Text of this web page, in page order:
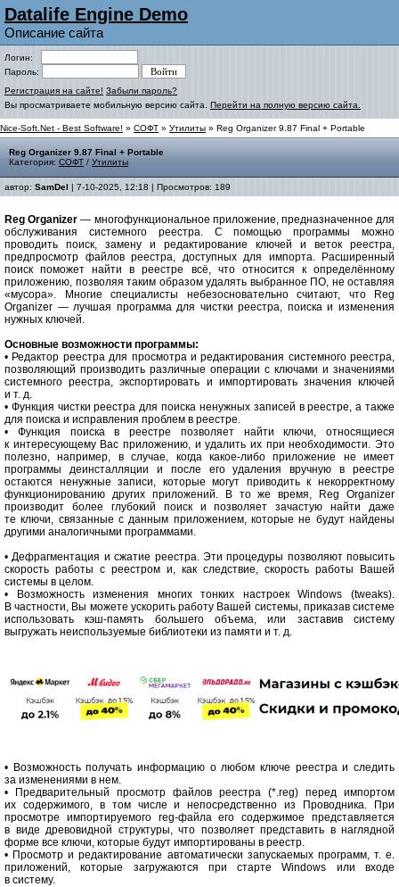
Datalife Engine Demo
Описание сайта
Логин:
Пароль:
Регистрация на сайте! Забыли пароль?
Вы просматриваете мобильную версию сайта. Перейти на полную версию сайта.
Nice-Soft.Net - Best Software! » СОФТ » Утилиты » Reg Organizer 9.87 Final + Portable
Reg Organizer 9.87 Final + Portable
Категория: СОФТ / Утилиты
автор: SamDel | 7-10-2025, 12:18 | Просмотров: 189
Reg Organizer — многофункциональное приложение, предназначенное для
обслуживания системного реестра. С помощью программы можно
проводить поиск, замену и редактирование ключей и веток реестра,
предпросмотр файлов реестра, доступных для импорта. Расширенный
поиск поможет найти в реестре всё, что относится к определённому
приложению, позволяя таким образом удалять выбранное ПО, не оставляя
«мусора». Многие специалисты небезосновательно считают, что Reg
Organizer — лучшая программа для чистки реестра, поиска и изменения
нужных ключей.
Основные возможности программы:
• Редактор реестра для просмотра и редактирования системного реестра,
позволяющий производить различные операции c ключами и значениями
системного реестра, экспортировать и импортировать значения ключей
и т. д.
• Функция чистки реестра для поиска ненужных записей в реестре, а также
для поиска и исправления проблем в реестре.
• Функция поиска в реестре позволяет найти ключи, относящиеся
к интересующему Вас приложению, и удалить их при необходимости. Это
полезно, например, в случае, когда какое-либо приложение не имеет
программы деинсталляции и после его удаления вручную в реестре
остаются ненужные записи, которые могут приводить к некорректному
функционированию других приложений. В то же время, Reg Organizer
производит более глубокий поиск и позволяет зачастую найти даже
те ключи, связанные с данным приложением, которые не будут найдены
другими аналогичными программами.
• Дефрагментация и сжатие реестра. Эти процедуры позволяют повысить
скорость работы с реестром и, как следствие, скорость работы Вашей
системы в целом.
• Возможность изменения многих тонких настроек Windows (tweaks).
В частности, Вы можете ускорить работу Вашей системы, приказав системе
использовать кэш-память большего объема, или заставив систему
выгружать неиспользуемые библиотеки из памяти и т. д.
• Возможность получать информацию о любом ключе реестра и следить
за изменениями в нем.
• Предварительный просмотр файлов реестра (*.reg) перед импортом
их содержимого, в том числе и непосредственно из Проводника. При
просмотре импортируемого reg-файла его содержимое представляется
в виде древовидной структуры, что позволяет представить в наглядной
форме все ключи, которые будут импортированы в реестр.
• Просмотр и редактирование автоматически запускаемых программ, т. е.
приложений, которые загружаются при старте Windows или входе
в систему.